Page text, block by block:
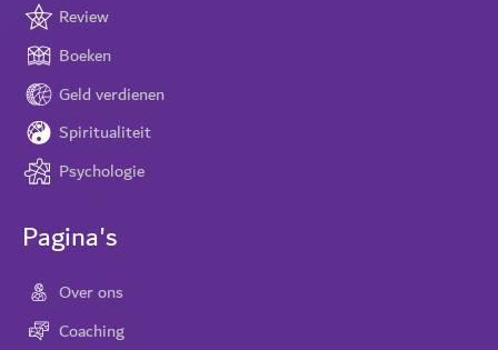
Review
Boeken
Geld verdienen
Spiritualiteit
Psychologie
Pagina's
Over ons
Coaching